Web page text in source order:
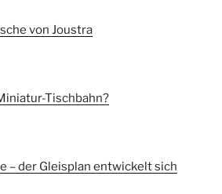
von Joustra
Tischbahn?
– der Gleisplan entwickelt sich